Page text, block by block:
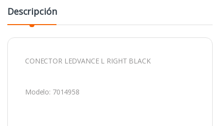
Descripción
CONECTOR LEDVANCE L RIGHT BLACK
Modelo: 7014958